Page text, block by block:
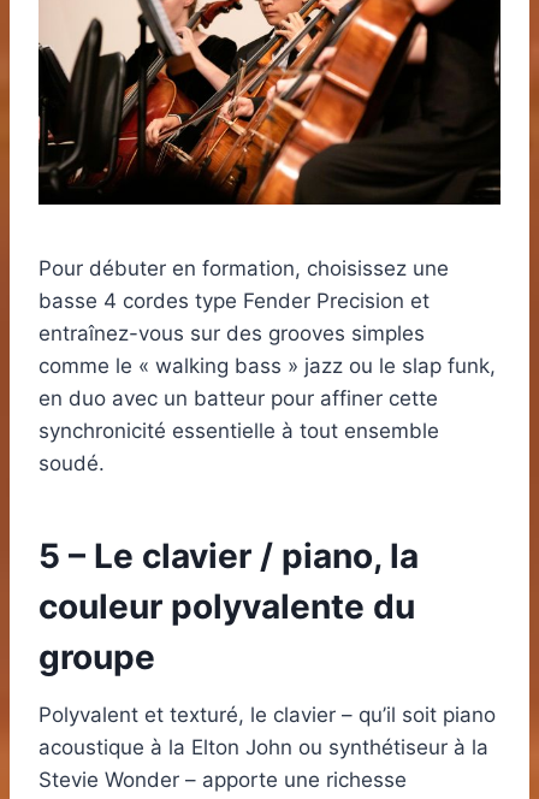
Pour débuter en formation, choisissez une
basse 4 cordes type Fender Precision et
entraînez-vous sur des grooves simples
comme le « walking bass » jazz ou le slap funk,
en duo avec un batteur pour affiner cette
synchronicité essentielle à tout ensemble
soudé.
5 – Le clavier / piano, la
couleur polyvalente du
groupe
Polyvalent et texturé, le clavier – qu’il soit piano
acoustique à la Elton John ou synthétiseur à la
Stevie Wonder – apporte une richesse